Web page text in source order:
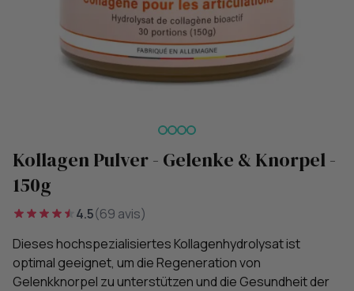
Kollagen Pulver - Gelenke & Knorpel -
150g
4.5(69 avis)
Dieses hochspezialisiertes Kollagenhydrolysat ist
optimal geeignet, um die Regeneration von
Gelenkknorpel zu unterstützen und die Gesundheit der